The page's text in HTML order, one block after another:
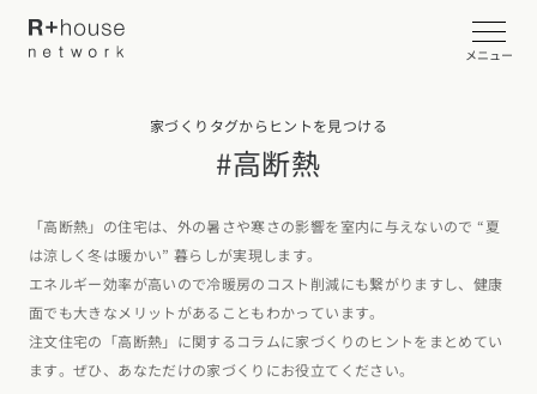
メニュー
イベント・見学会を探す
近くの工務店に相談する
R+houseについて
家づくりタグからヒントを見つける
#高断熱
「高断熱」の住宅は、外の暑さや寒さの影響を室内に与えないので “夏
は涼しく冬は暖かい” 暮らしが実現します。
エネルギー効率が高いので冷暖房のコスト削減にも繋がりますし、健康
面でも大きなメリットがあることもわかっています。
注文住宅の「高断熱」に関するコラムに家づくりのヒントをまとめてい
ます。ぜひ、あなただけの家づくりにお役立てください。